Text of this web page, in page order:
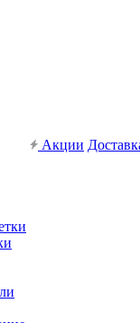
Акции